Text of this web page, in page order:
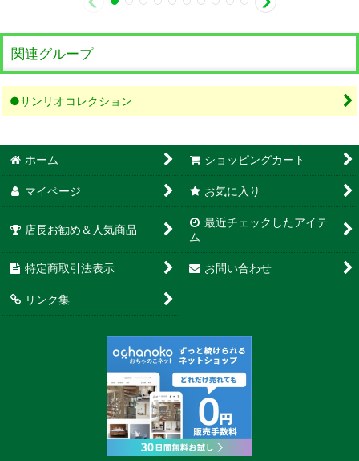
関連グループ
●サンリオコレクション
ホーム ショッピングカート
マイページ お気に入り
店長お勧め＆人気商品
最近チェックしたアイテ
ム
特定商取引法表示 お問い合わせ
リンク集